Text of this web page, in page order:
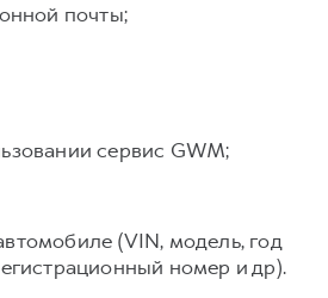
почты;
сервис GWM;
(VIN, модель, год
номер и др).